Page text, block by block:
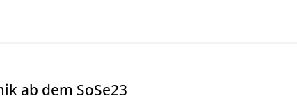
ab dem SoSe23